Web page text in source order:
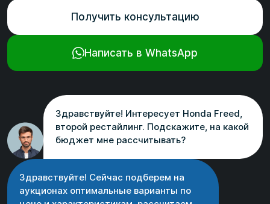
Получить консультацию
Написать в WhatsApp
Здравствуйте! Интересует Honda Freed,
второй рестайлинг. Подскажите, на какой
бюджет мне рассчитывать?
Здравствуйте! Сейчас подберем на
аукционах оптимальные варианты по